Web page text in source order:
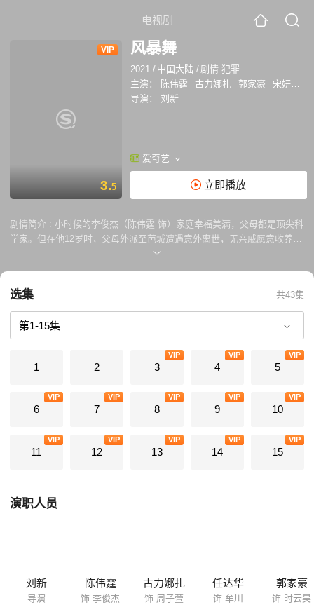
电视剧
VIP
3.5
风暴舞
2021 / 中国大陆 /剧情 犯罪
主演：
陈伟霆 古力娜扎 郭家豪 宋妍霏
导演：
刘新
爱奇艺
立即播放
剧情简介 : 小时候的李俊杰（陈伟霆 饰）家庭幸福美满，父母都是顶尖科
学家。但在他12岁时，父母外派至芭城遭遇意外离世，无亲戚愿意收养的
他被送入故乡崇海的孤儿院。 在孤儿院，李俊杰与时云昊（郭家豪 饰）
两人同时结识周子萱（娜扎 饰），并都对她产生了别样情愫，周子萱却对
李俊杰情有独钟，此时的时云昊选择退出，默默守护。 就在李俊杰的人生
逐渐步入正轨时，一次任务中，他的冲动导致陈刚意外离世。在这次事件
的沉重打击下，李俊杰选择不告而别独自追查线索，抓住凶手加莱（陈楚
翰 饰）为陈刚报仇。离开摩世后的李俊杰紧跟加莱，但每次都棋差一步。
一筹莫展之时，一封带有摩世标志的神秘邮件指引他回到阔别已久的芭
选集 共43集
1 2 3
VIP
4
VIP
5
VIP
6
VIP
7
VIP
8
VIP
9
VIP
10
VIP
11
VIP
12
VIP
13
VIP
14
VIP
15
VIP
演职人员
刘新
导演
陈伟霆
饰 李俊杰
古力娜扎
饰 周子萱
任达华
饰 牟川
郭家豪
饰 时云昊